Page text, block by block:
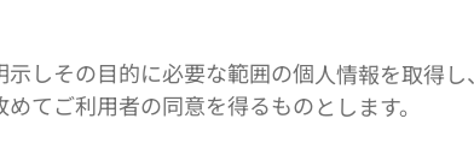
しその目的に必要な範囲の個人情報を取得し、
てご利用者の同意を得るものとします。